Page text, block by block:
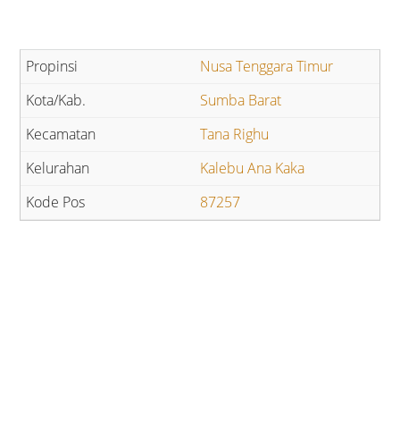
Nusa Tenggara Timur
Sumba Barat
Tana Righu
Kalebu Ana Kaka
87257